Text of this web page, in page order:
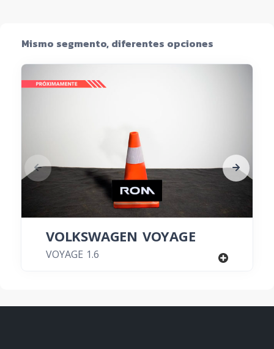
Mismo segmento, diferentes opciones
VOLKSWAGEN VOYAGE
VOYAGE 1.6